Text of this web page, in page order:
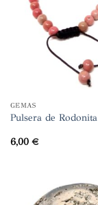
GEMAS
Pulsera de Rodonita
6,00 €